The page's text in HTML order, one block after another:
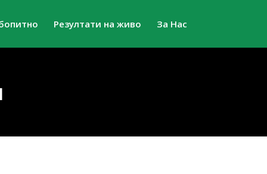
Резултати на живо За Нас